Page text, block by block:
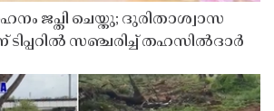
ജപ്തി ചെയ്തു; ദുരിതാശ്വാസ
സഞ്ചരിച്ച് തഹസിൽദാർ